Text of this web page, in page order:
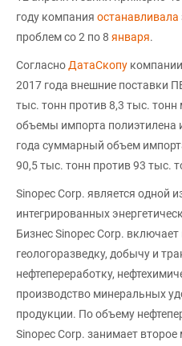
году компания останавливала
проблем со 2 по 8 января.
Согласно ДатаСкопу
2017 года внешние поставки
тыс. тонн против 8,3 тыс. тонн
объемы импорта полиэтилена
года суммарный объем
90,5 тыс. тонн против 93 тыс.
Sinopec Corp. является одной
интегрированных
Бизнес Sinopec Corp.
геологоразведку, добычу и
нефтепереработку,
производство минеральных
продукции. По объему
Sinopec Corp. занимает